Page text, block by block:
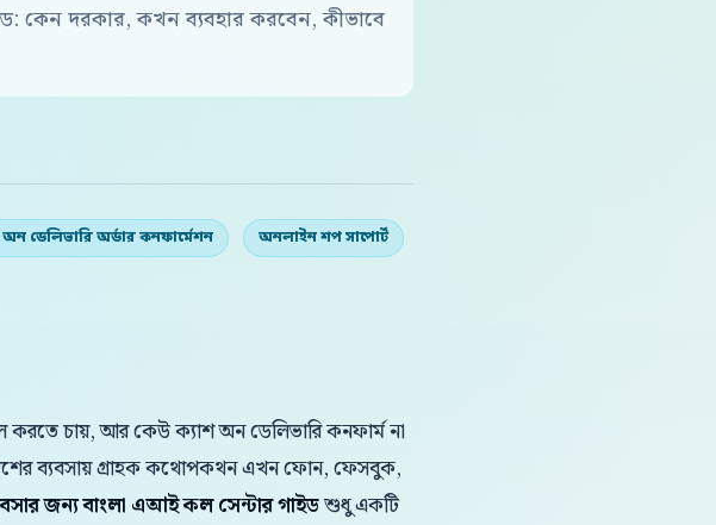
কেন দরকার, কখন ব্যবহার করবেন, কীভাবে
অন ডেলিভারি অর্ডার কনফার্মেশন অনলাইন শপ সাপোর্ট
চায়, আর কেউ ক্যাশ অন ডেলিভারি কনফার্ম না
ব্যবসায় গ্রাহক কথোপকথন এখন ফোন, ফেসবুক,
জন্য বাংলা এআই কল সেন্টার গাইডশুধু একটি